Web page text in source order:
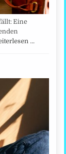
Eine
…